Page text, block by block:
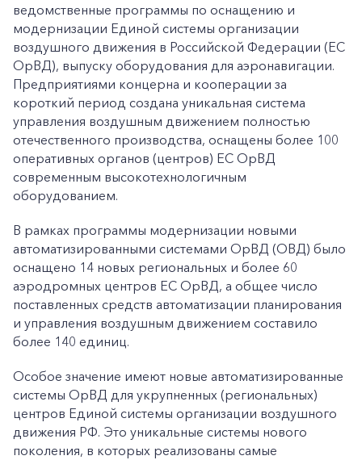
ведомственные программы по оснащению и
модернизации Единой системы организации
воздушного движения в Российской Федерации (ЕС
ОрВД), выпуску оборудования для аэронавигации.
Предприятиями концерна и кооперации за
короткий период создана уникальная система
управления воздушным движением полностью
отечественного производства, оснащены более 100
оперативных органов (центров) ЕС ОрВД
современным высокотехнологичным
оборудованием.
В рамках программы модернизации новыми
автоматизированными системами ОрВД (ОВД) было
оснащено 14 новых региональных и более 60
аэродромных центров ЕС ОрВД, а общее число
поставленных средств автоматизации планирования
и управления воздушным движением составило
более 140 единиц.
Особое значение имеют новые автоматизированные
системы ОрВД для укрупненных (региональных)
центров Единой системы организации воздушного
движения РФ. Это уникальные системы нового
поколения, в которых реализованы самые